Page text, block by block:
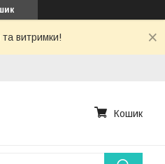
витримки!
Кошик